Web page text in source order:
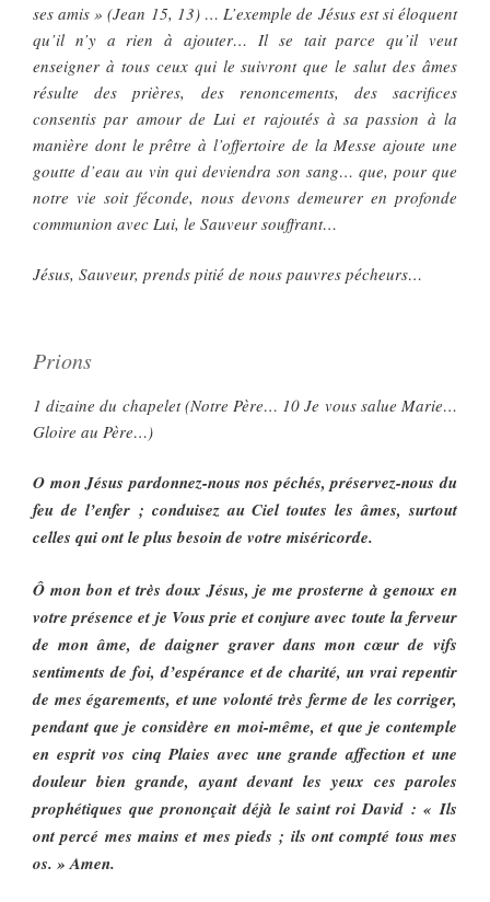
ses amis » (Jean 15, 13) … L’exemple de Jésus est si éloquent
qu’il n’y a rien à ajouter… Il se tait parce qu’il veut
enseigner à tous ceux qui le suivront que le salut des âmes
résulte des prières, des renoncements, des sacrifices
consentis par amour de Lui et rajoutés à sa passion à la
manière dont le prêtre à l’offertoire de la Messe ajoute une
goutte d’eau au vin qui deviendra son sang… que, pour que
notre vie soit féconde, nous devons demeurer en profonde
communion avec Lui, le Sauveur souffrant…
Jésus, Sauveur, prends pitié de nous pauvres pécheurs…
Prions
1 dizaine du chapelet (Notre Père… 10 Je vous salue Marie…
Gloire au Père…)
O mon Jésus pardonnez-nous nos péchés, préservez-nous du
feu de l’enfer ; conduisez au Ciel toutes les âmes, surtout
celles qui ont le plus besoin de votre miséricorde.
Ô mon bon et très doux Jésus, je me prosterne à genoux en
votre présence et je Vous prie et conjure avec toute la ferveur
de mon âme, de daigner graver dans mon cœur de vifs
sentiments de foi, d’espérance et de charité, un vrai repentir
de mes égarements, et une volonté très ferme de les corriger,
pendant que je considère en moi-même, et que je contemple
en esprit vos cinq Plaies avec une grande affection et une
douleur bien grande, ayant devant les yeux ces paroles
prophétiques que prononçait déjà le saint roi David : « Ils
ont percé mes mains et mes pieds ; ils ont compté tous mes
os. » Amen.